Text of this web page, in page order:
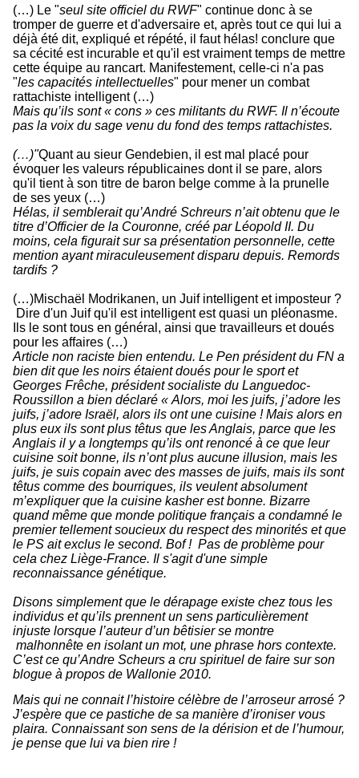
(…) Le "seul site officiel du RWF" continue donc à se
tromper de guerre et d'adversaire et, après tout ce qui lui a
déjà été dit, expliqué et répété, il faut hélas! conclure que
sa cécité est incurable et qu'il est vraiment temps de mettre
cette équipe au rancart. Manifestement, celle-ci n'a pas
"les capacités intellectuelles" pour mener un combat
rattachiste intelligent (…)
Mais qu’ils sont « cons » ces militants du RWF. Il n’écoute
pas la voix du sage venu du fond des temps rattachistes.
(…)"Quant au sieur Gendebien, il est mal placé pour
évoquer les valeurs républicaines dont il se pare, alors
qu'il tient à son titre de baron belge comme à la prunelle
de ses yeux (…)
Hélas, il semblerait qu’André Schreurs n’ait obtenu que le
titre d’Officier de la Couronne, créé par Léopold II. Du
moins, cela figurait sur sa présentation personnelle, cette
mention ayant miraculeusement disparu depuis. Remords
tardifs ?
(…)Mischaël Modrikanen, un Juif intelligent et imposteur ?
Dire d'un Juif qu'il est intelligent est quasi un pléonasme.
Ils le sont tous en général, ainsi que travailleurs et doués
pour les affaires (…)
Article non raciste bien entendu. Le Pen président du FN a
bien dit que les noirs étaient doués pour le sport et
Georges Frêche, président socialiste du Languedoc-
Roussillon a bien déclaré « Alors, moi les juifs, j’adore les
juifs, j’adore Israël, alors ils ont une cuisine ! Mais alors en
plus eux ils sont plus têtus que les Anglais, parce que les
Anglais il y a longtemps qu’ils ont renoncé à ce que leur
cuisine soit bonne, ils n’ont plus aucune illusion, mais les
juifs, je suis copain avec des masses de juifs, mais ils sont
têtus comme des bourriques, ils veulent absolument
m’expliquer que la cuisine kasher est bonne. Bizarre
quand même que monde politique français a condamné le
premier tellement soucieux du respect des minorités et que
le PS ait exclus le second. Bof ! Pas de problème pour
cela chez Liège-France. Il s'agit d'une simple
reconnaissance génétique.
Disons simplement que le dérapage existe chez tous les
individus et qu’ils prennent un sens particulièrement
injuste lorsque l’auteur d’un bêtisier se montre
malhonnête en isolant un mot, une phrase hors contexte.
C’est ce qu’Andre Scheurs a cru spirituel de faire sur son
blogue à propos de Wallonie 2010.
Mais qui ne connait l’histoire célèbre de l’arroseur arrosé ?
J’espère que ce pastiche de sa manière d’ironiser vous
plaira. Connaissant son sens de la dérision et de l’humour,
je pense que lui va bien rire !